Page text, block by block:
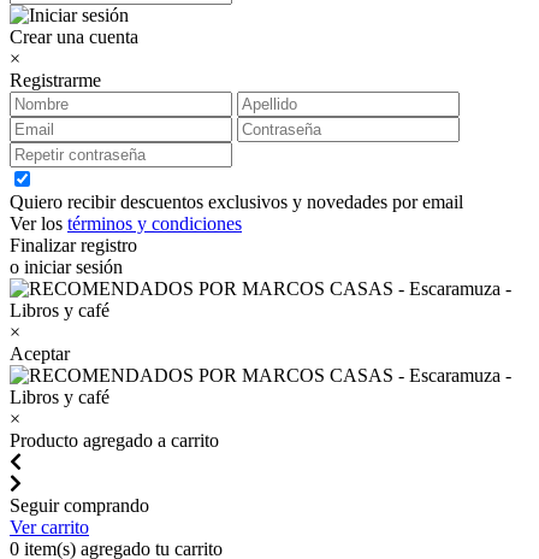
Crear una cuenta
×
Registrarme
Quiero recibir descuentos exclusivos y novedades por email
Ver los términos y condiciones
Finalizar registro
o iniciar sesión
×
Aceptar
×
Producto agregado a carrito
Seguir comprando
Ver carrito
0 item(s) agregado tu carrito